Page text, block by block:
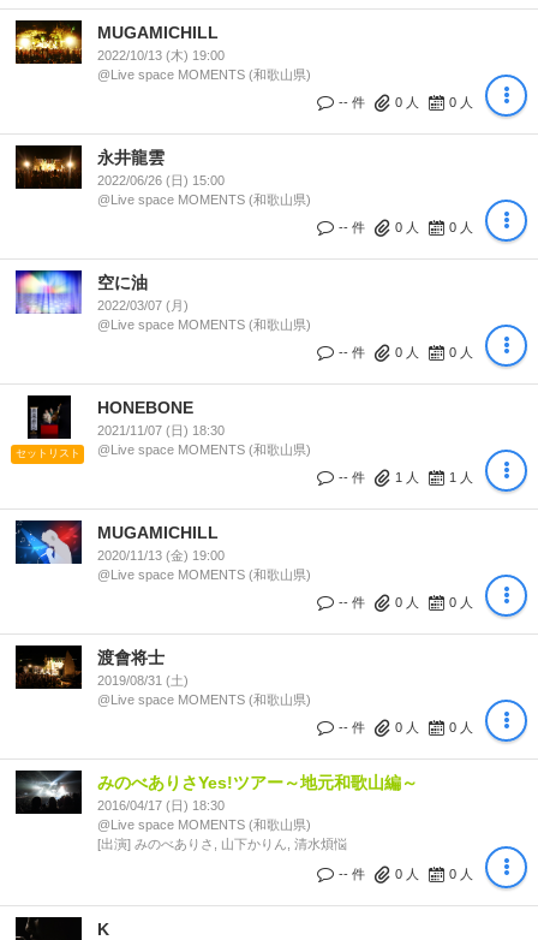
MUGAMICHILL
2022/10/13 (木) 19:00
@Live space MOMENTS (和歌山県)
-- 件
0 人 0 人
永井龍雲
2022/06/26 (日) 15:00
@Live space MOMENTS (和歌山県)
-- 件
0 人 0 人
空に油
2022/03/07 (月)
@Live space MOMENTS (和歌山県)
-- 件
0 人 0 人
セットリスト
HONEBONE
2021/11/07 (日) 18:30
@Live space MOMENTS (和歌山県)
-- 件
1 人 1 人
MUGAMICHILL
2020/11/13 (金) 19:00
@Live space MOMENTS (和歌山県)
-- 件
0 人 0 人
渡會将士
2019/08/31 (土)
@Live space MOMENTS (和歌山県)
-- 件
0 人 0 人
みのべありさYes!ツアー～地元和歌山編～
2016/04/17 (日) 18:30
@Live space MOMENTS (和歌山県)
[出演] みのべありさ, 山下かりん, 清水煩悩
-- 件 0 人 0 人
K